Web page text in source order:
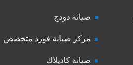
صيانة دودج
مركز صيانة فورد متخصص
صيانة كاديلاك